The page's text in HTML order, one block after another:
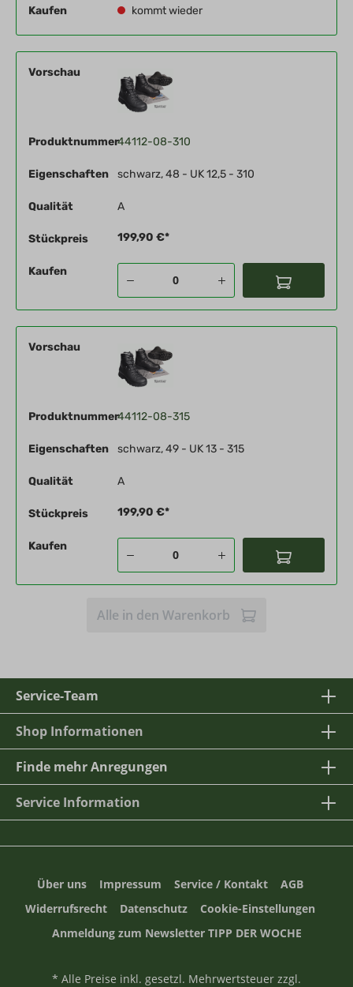
Kaufen kommt wieder
Vorschau
Produktnummer44112-08-310
Eigenschaften schwarz, 48 - UK 12,5 - 310
Qualität A
Stückpreis 199,90 €*
Kaufen
Vorschau
Produktnummer44112-08-315
Eigenschaften schwarz, 49 - UK 13 - 315
Qualität A
Stückpreis 199,90 €*
Kaufen
Alle in den Warenkorb
Service-Team
Shop Informationen
Finde mehr Anregungen
Service Information
Über uns Impressum Service / Kontakt
AGB
Widerrufsrecht
Datenschutz
Cookie-Einstellungen
Anmeldung zum Newsletter TIPP DER WOCHE
* Alle Preise inkl. gesetzl. Mehrwertsteuer zzgl.